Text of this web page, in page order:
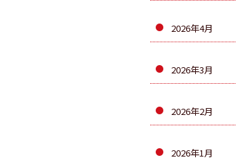
2026年4月
2026年3月
2026年2月
2026年1月